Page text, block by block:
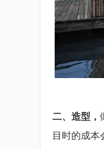
二、造型，
目时的成